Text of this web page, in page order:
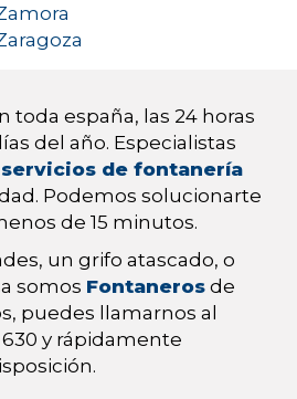
toda españa, las 24 horas
del año. Especialistas
de fontanería
Podemos solucionarte
de 15 minutos.
un grifo atascado, o
somos Fontaneros de
puedes llamarnos al
y rápidamente